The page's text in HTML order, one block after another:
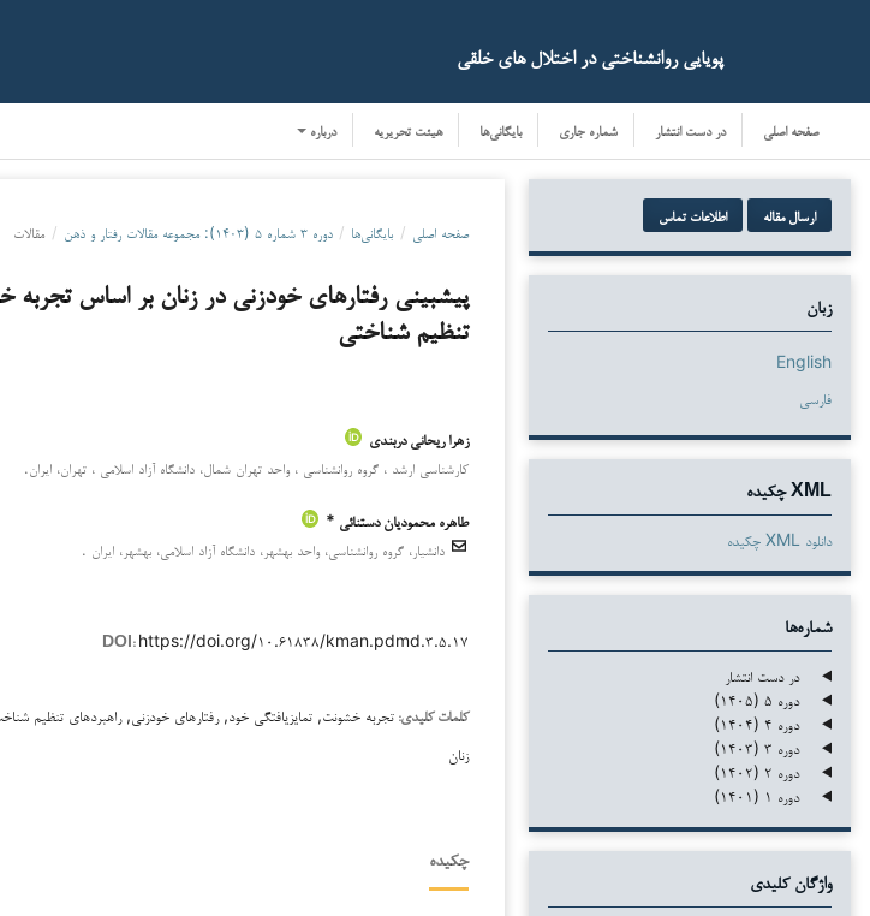
پویایی روانشناختی در اختلال های خلقی
صفحه اصلی در دست انتشار شماره جاری بایگانی‌ها هیئت تحریریه درباره
ارسال مقاله اطلاعات تماس
زبان
English
فارسی
XML چکیده
دانلود XML چکیده
شماره‌ها
در دست انتشار
دوره ۵ (۱۴۰۵)
دوره ۴ (۱۴۰۴)
دوره ۳ (۱۴۰۳)
دوره ۲ (۱۴۰۲)
دوره ۱ (۱۴۰۱)
واژگان کلیدی
صفحه اصلی / بایگانی‌ها / دوره ۳ شماره ۵ (۱۴۰۳): مجموعه مقالات رفتار و ذهن / مقالات
پیش­بینی رفتارهای خودزنی در زنان بر اساس تجربه
تنظیم شناختی
زهرا ریحانی دربندی
كارشناسی ‌ارشد ، گروه روانشناسی ، واحد تهران شمال، دانشگاه آزاد اسلامی ، تهران، ايران.
طاهره محمودیان دستنائی *
دانشیار، گروه روانشناسی، واحد بهشهر، دانشگاه آزاد اسلامی، بهشهر، ايران .
DOI: https://doi.org/۱۰.۶۱۸۳۸/kman.pdmd.۳.۵.۱۷
کلمات کلیدی: تجربه خشونت, تمایزیافتگی خود, رفتارهای خودزنی, راهبردهای تنظیم
زنان
چکیده
دانلودها